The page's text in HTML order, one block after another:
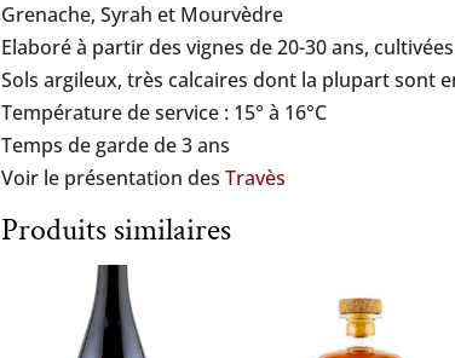
Grenache, Syrah et Mourvèdre
Elaboré à partir des vignes de 20-30 ans,
Sols argileux, très calcaires dont la plupart sont
Température de service : 15° à 16°C
Temps de garde de 3 ans
Voir le présentation desTravès
Produits similaires